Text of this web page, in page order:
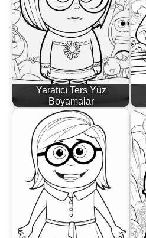
Yaratıcı Ters Yüz
Boyamalar